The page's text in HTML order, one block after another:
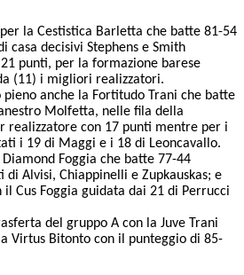
la Cestistica Barletta che batte 81-54
casa decisivi Stephens e Smith
punti, per la formazione barese
(11) i migliori realizzatori.
anche la Fortitudo Trani che batte
Molfetta, nelle fila della
realizzatore con 17 punti mentre per i
i 19 di Maggi e i 18 di Leoncavallo.
Foggia che batte 77-44
di Alvisi, Chiappinelli e Zupkauskas; e
Cus Foggia guidata dai 21 di Perrucci
del gruppo A con la Juve Trani
Virtus Bitonto con il punteggio di 85-